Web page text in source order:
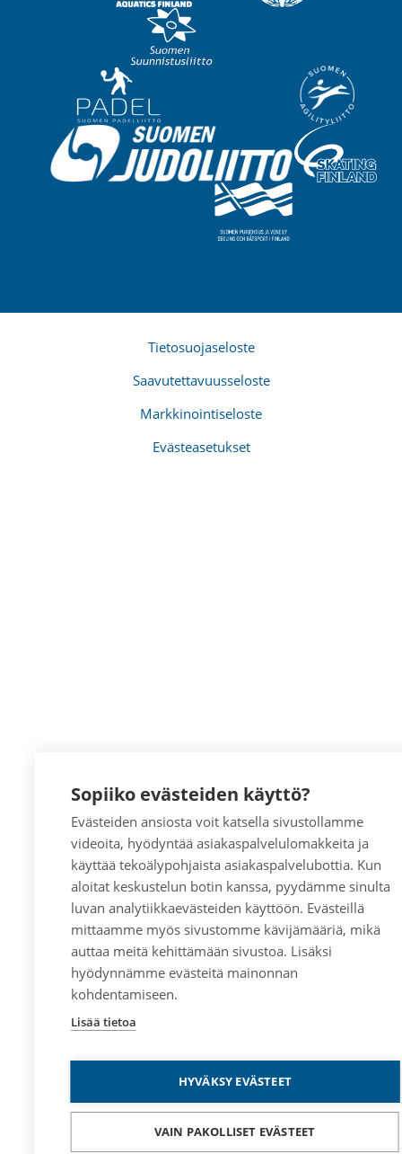
Sopiiko evästeiden käyttö?
Evästeiden ansiosta voit katsella sivustollamme
videoita, hyödyntää asiakaspalvelulomakkeita ja
käyttää tekoälypohjaista asiakaspalvelubottia. Kun
aloitat keskustelun botin kanssa, pyydämme sinulta
luvan analytiikkaevästeiden käyttöön. Evästeillä
mittaamme myös sivustomme kävijämääriä, mikä
auttaa meitä kehittämään sivustoa. Lisäksi
hyödynnämme evästeitä mainonnan
kohdentamiseen.
Lisää tietoa
HYVÄKSY EVÄSTEET
VAIN PAKOLLISET EVÄSTEET
Tietosuojaseloste
Saavutettavuusseloste
Markkinointiseloste
Evästeasetukset